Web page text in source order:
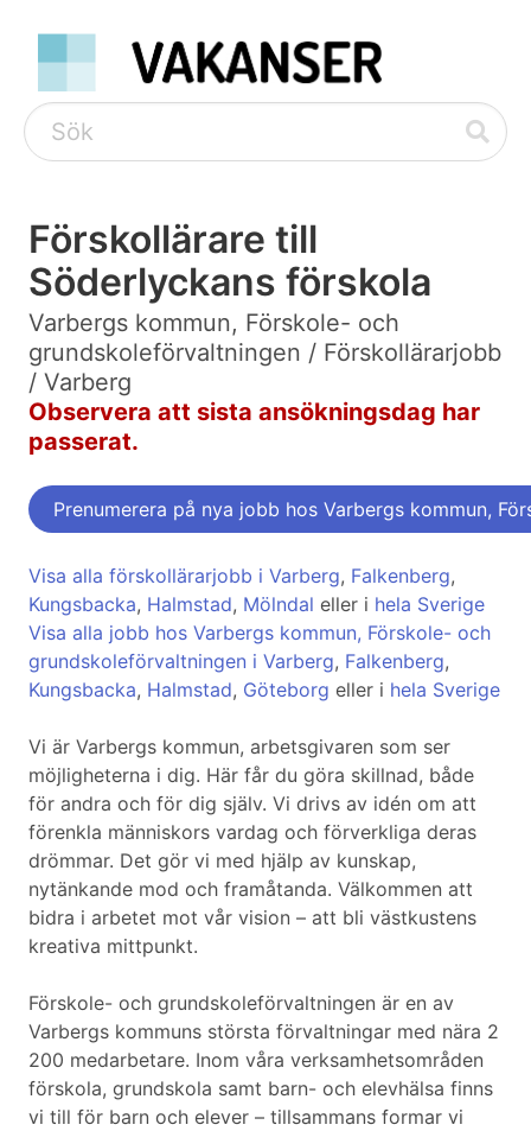
Förskollärare till
Söderlyckans förskola
Varbergs kommun, Förskole- och
grundskoleförvaltningen / Förskollärarjobb
/ Varberg
Observera att sista ansökningsdag har
passerat.
Prenumerera på nya jobb hos Varbergs kommun,
Visa alla förskollärarjobb i Varberg, Falkenberg,
Kungsbacka, Halmstad, Mölndal eller i hela Sverige
Visa alla jobb hos Varbergs kommun, Förskole- och
grundskoleförvaltningen i Varberg, Falkenberg,
Kungsbacka, Halmstad, Göteborg eller i hela Sverige
Vi är Varbergs kommun, arbetsgivaren som ser
möjligheterna i dig. Här får du göra skillnad, både
för andra och för dig själv. Vi drivs av idén om att
förenkla människors vardag och förverkliga deras
drömmar. Det gör vi med hjälp av kunskap,
nytänkande mod och framåtanda. Välkommen att
bidra i arbetet mot vår vision – att bli västkustens
kreativa mittpunkt.
Förskole- och grundskoleförvaltningen är en av
Varbergs kommuns största förvaltningar med nära 2
200 medarbetare. Inom våra verksamhetsområden
förskola, grundskola samt barn- och elevhälsa finns
vi till för barn och elever – tillsammans formar vi